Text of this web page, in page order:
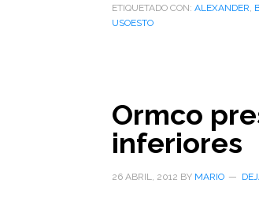
ETIQUETADO CON: ALEXANDER,
USOESTO
Ormco
inferiores
26 ABRIL, 2012 BY MARIO